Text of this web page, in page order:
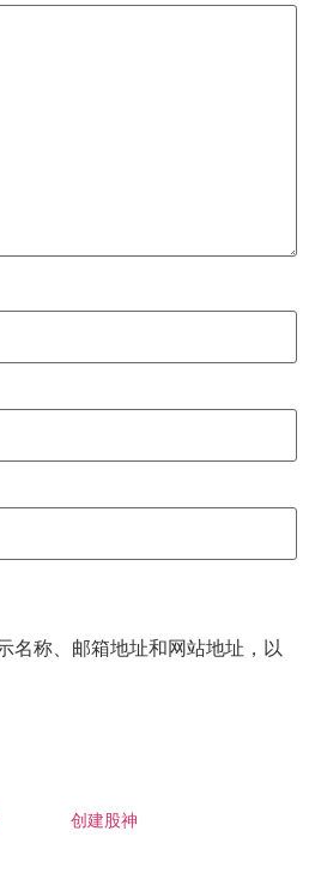
名称、邮箱地址和网站地址，以
创建股神